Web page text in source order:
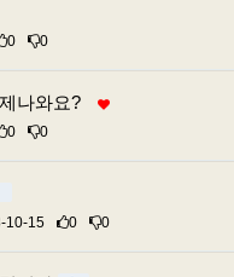
0 0
나와요?
0 0
10-15 0 0